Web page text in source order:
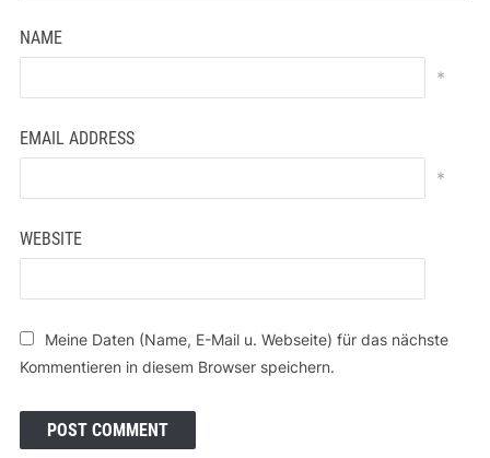
NAME
*
EMAIL ADDRESS
*
WEBSITE
Meine Daten (Name, E-Mail u. Webseite) für das nächste
Kommentieren in diesem Browser speichern.